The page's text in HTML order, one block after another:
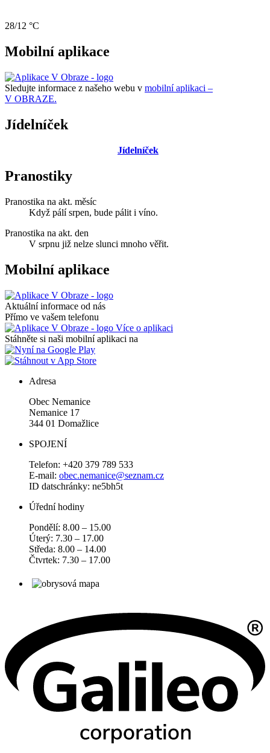
28/12 °C
Mobilní aplikace
Sledujte informace z našeho webu v mobilní aplikaci –
V OBRAZE.
Jídelníček
Jídelníček
Pranostiky
Pranostika na akt. měsíc
Když pálí srpen, bude pálit i víno.
Pranostika na akt. den
V srpnu již nelze slunci mnoho věřit.
Mobilní aplikace
Aktuální informace od nás
Přímo ve vašem telefonu
Více o aplikaci
Stáhněte si naši mobilní aplikaci na
Adresa
Obec Nemanice
Nemanice 17
344 01 Domažlice
SPOJENÍ
Telefon: +420 379 789 533
E-mail: obec.nemanice@seznam.cz
ID datschránky: ne5bh5t
Úřední hodiny
Pondělí: 8.00 – 15.00
Úterý: 7.30 – 17.00
Středa: 8.00 – 14.00
Čtvrtek: 7.30 – 17.00